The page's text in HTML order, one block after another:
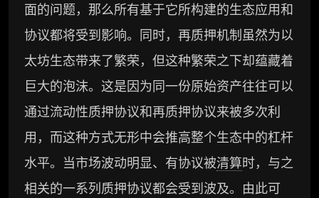
129800
服)
机构增强研究包（在每期研报基础上，进一步
提供一页纸格局图、机构视角附录、结构化数
据集与定向持续追踪数据库，将研报内容沉淀
为可复用、可复核、可持续追踪的机构级研究
资产）​
面的问题，那么所有基于它所构建的生态应用和
协议都将受到影响。同时，再质押机制虽然为以
太坊生态带来了繁荣，但这种繁荣之下却蕴藏着
巨大的泡沫。这是因为同一份原始资产往往可以
通过流动性质押协议和再质押协议来被多次利
用，而这种方式无形中会推高整个生态中的杠杆
水平。当市场波动明显、有协议被清算时，与之
相关的一系列质押协议都会受到波及。由此可